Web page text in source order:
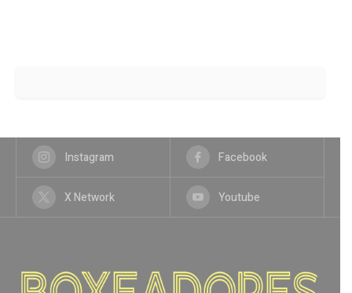
Instagram Facebook
X Network Youtube